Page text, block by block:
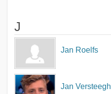
J
Jan Roelfs
Jan Versteegh